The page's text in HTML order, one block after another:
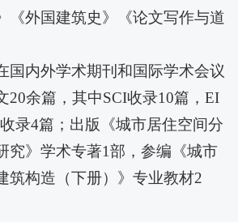
《外国建筑史》《论文写作与道
国内外学术期刊和国际学术会议
20余篇，其中SCI收录10篇，EI
录4篇；出版《城市居住空间分
究》学术专著1部，参编《城市
筑构造（下册）》专业教材2